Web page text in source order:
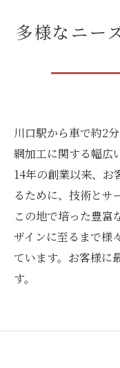
多様なニー
川口駅から車で約2
網加工に関する幅広
14年の創業以来、お
るために、技術とサ
この地で培った豊富
ザインに至るまで様
ています。お客様に
す。